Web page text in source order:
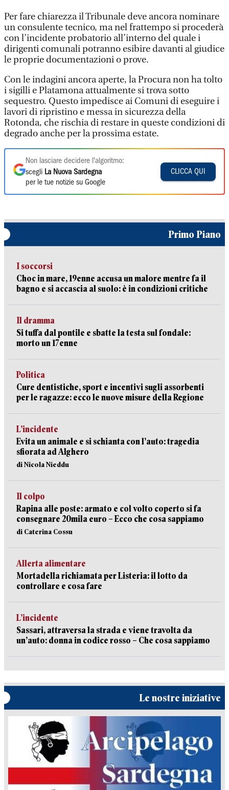
Per fare chiarezza il Tribunale deve ancora nominare
un consulente tecnico, ma nel frattempo si procederà
con l’incidente probatorio all’interno del quale i
dirigenti comunali potranno esibire davanti al giudice
le proprie documentazioni o prove.
Con le indagini ancora aperte, la Procura non ha tolto
i sigilli e Platamona attualmente si trova sotto
sequestro. Questo impedisce ai Comuni di eseguire i
lavori di ripristino e messa in sicurezza della
Rotonda, che rischia di restare in queste condizioni di
degrado anche per la prossima estate.
Non lasciare decidere l'algoritmo:
scegli La Nuova Sardegna
per le tue notizie su Google
CLICCA QUI
Primo Piano
I soccorsi
Choc in mare, 19enne accusa un malore mentre fa il
bagno e si accascia al suolo: è in condizioni critiche
Il dramma
Si tuffa dal pontile e sbatte la testa sul fondale:
morto un 17enne
Politica
Cure dentistiche, sport e incentivi sugli assorbenti
per le ragazze: ecco le nuove misure della Regione
L’incidente
Evita un animale e si schianta con l’auto: tragedia
sfiorata ad Alghero
di Nicola Nieddu
Il colpo
Rapina alle poste: armato e col volto coperto si fa
consegnare 20mila euro – Ecco che cosa sappiamo
di Caterina Cossu
Allerta alimentare
Mortadella richiamata per Listeria: il lotto da
controllare e cosa fare
L’incidente
Sassari, attraversa la strada e viene travolta da
un’auto: donna in codice rosso – Che cosa sappiamo
Le nostre iniziative